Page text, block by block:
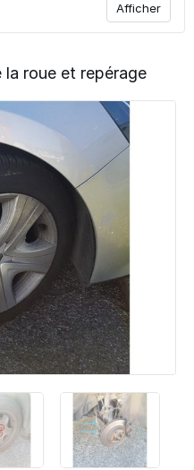
Afficher
la roue et repérage